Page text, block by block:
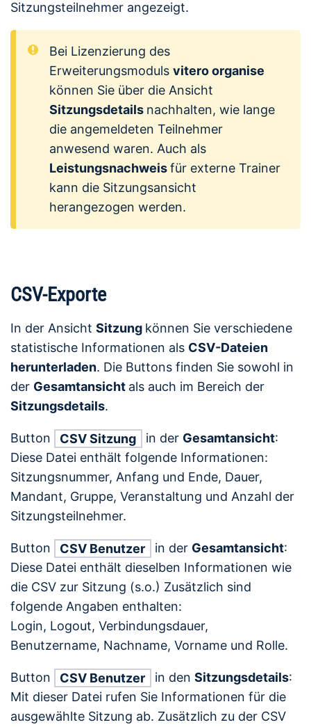
Sitzungsteilnehmer angezeigt.
Bei Lizenzierung des
Erweiterungsmoduls vitero organise
können Sie über die Ansicht
Sitzungsdetails nachhalten, wie lange
die angemeldeten Teilnehmer
anwesend waren. Auch als
Leistungsnachweisfür externe Trainer
kann die Sitzungsansicht
herangezogen werden.
CSV-Exporte
In der Ansicht Sitzung können Sie verschiedene
statistische Informationen als CSV-Dateien
herunterladen. Die Buttons finden Sie sowohl in
der Gesamtansicht als auch im Bereich der
Sitzungsdetails.
Button CSV Sitzung in der Gesamtansicht:
Diese Datei enthält folgende Informationen:
Sitzungsnummer, Anfang und Ende, Dauer,
Mandant, Gruppe, Veranstaltung und Anzahl der
Sitzungsteilnehmer.
Button CSV Benutzer in der Gesamtansicht:
Diese Datei enthält dieselben Informationen wie
die CSV zur Sitzung (s.o.) Zusätzlich sind
folgende Angaben enthalten:
Login, Logout, Verbindungsdauer,
Benutzername, Nachname, Vorname und Rolle.
Button CSV Benutzer in den Sitzungsdetails:
Mit dieser Datei rufen Sie Informationen für die
ausgewählte Sitzung ab. Zusätzlich zu der CSV